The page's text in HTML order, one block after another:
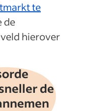
te
de
hierover
de